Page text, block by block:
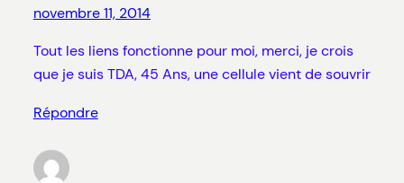
novembre 11, 2014
Tout les liens fonctionne pour moi, merci, je crois
que je suis TDA, 45 Ans, une cellule vient de souvrir
Répondre